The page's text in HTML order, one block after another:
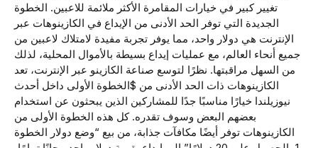
تغيير كبير في خيارات المقامرة الأكثر ملائمة للاعبين. الخطوة
الجديدة التي توفر الحد الأدنى من الإيداع في الكازينوهات عبر
الإنترنت هي دولار واحد، مما يوفر تجربة مفيدة لامتلاك لاعبين من
جميع أنحاء العالم، مع عمليات إيداع بسيطة بالأموال المحلية، لذلك
من السهل مراقبتها. نظرًا لتوسع صناعة الكازينو عبر الإنترنت، تعد
الكازينوهات ذات الحد الأدنى من $الخطوة الأولى داخل أحدث
نيوزيلندا خيارًا مناسبًا جدًا للمشاركين الذين يبحثون عن استخدام
بعضهم البعض وسوف تقدره. كل هذه الخطوة الأولى من
الكازينوهات توفر أيضًا مكافآت جذابة، من بيع “وضع دولار الخطوة